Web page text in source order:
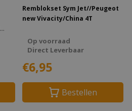
Remblokset Sym Jet//Peugeot
new Vivacity/China 4T
Op voorraad
Direct Leverbaar
€6,95
Bestellen